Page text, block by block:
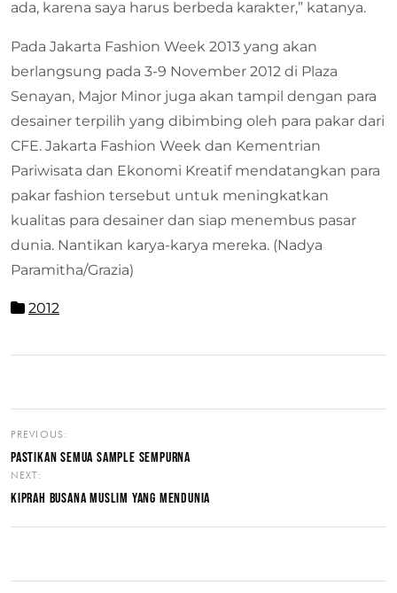
ada, karena saya harus berbeda karakter,” katanya.
Pada Jakarta Fashion Week 2013 yang akan
berlangsung pada 3-9 November 2012 di Plaza
Senayan, Major Minor juga akan tampil dengan para
desainer terpilih yang dibimbing oleh para pakar dari
CFE. Jakarta Fashion Week dan Kementrian
Pariwisata dan Ekonomi Kreatif mendatangkan para
pakar fashion tersebut untuk meningkatkan
kualitas para desainer dan siap menembus pasar
dunia. Nantikan karya-karya mereka. (Nadya
Paramitha/Grazia)
2012
PREVIOUS:
PASTIKAN SEMUA SAMPLE SEMPURNA
NEXT:
KIPRAH BUSANA MUSLIM YANG MENDUNIA